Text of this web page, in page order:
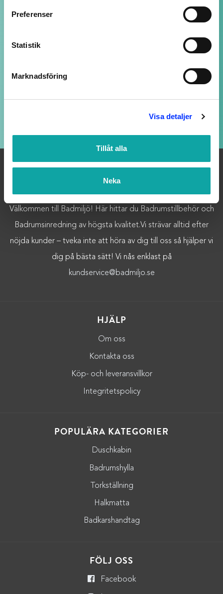
Preferenser
Statistik
Marknadsföring
Visa detaljer
Tillåt alla
Neka
kvällar och helger, fast med längre svarstid.
Välkommen till Badmiljö! Här hittar du Badrumstillbehör och
Badrumsinredning av högsta kvalitet.Vi strävar alltid efter
nöjda kunder – tveka inte att höra av dig till oss så hjälper vi
dig på bästa sätt! Vi nås enklast på
kundservice@badmiljo.se
HJÄLP
Om oss
Kontakta oss
Köp- och leveransvillkor
Integritetspolicy
POPULÄRA KATEGORIER
Duschkabin
Badrumshylla
Torkställning
Halkmatta
Badkarshandtag
FÖLJ OSS
Facebook